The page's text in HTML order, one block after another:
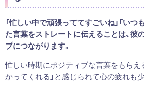
「忙しい中で頑張っててすごいね」「いつ
た言葉をストレートに伝えることは、彼
プにつながります。
忙しい時期にポジティブな言葉をもらえ
かってくれる」と感じられて心の疲れも